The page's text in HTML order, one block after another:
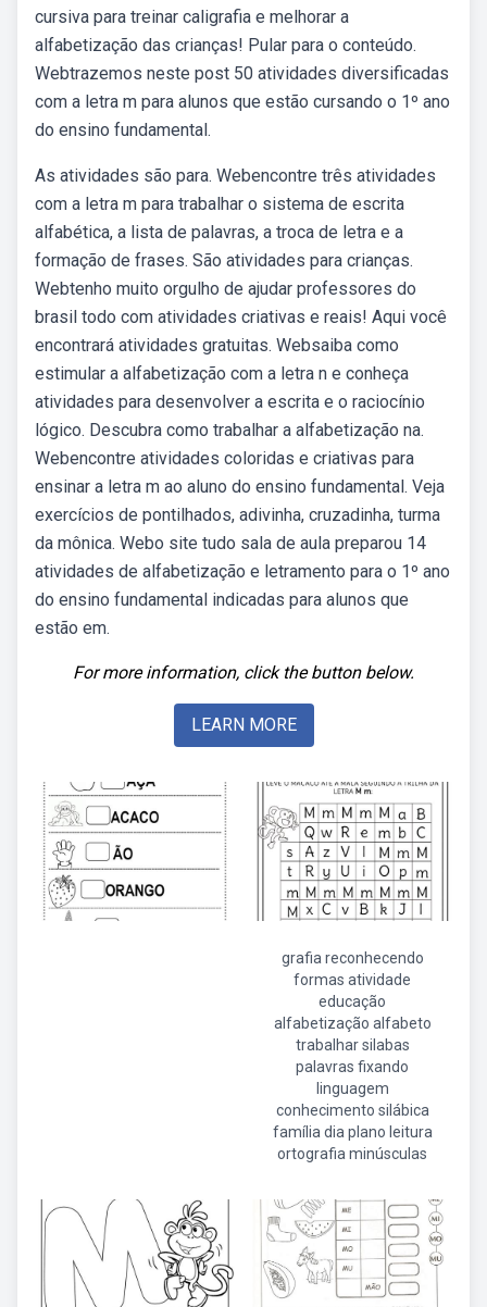
cursiva para treinar caligrafia e melhorar a
alfabetização das crianças! Pular para o conteúdo.
Webtrazemos neste post 50 atividades diversificadas
com a letra m para alunos que estão cursando o 1º ano
do ensino fundamental.
As atividades são para. Webencontre três atividades
com a letra m para trabalhar o sistema de escrita
alfabética, a lista de palavras, a troca de letra e a
formação de frases. São atividades para crianças.
Webtenho muito orgulho de ajudar professores do
brasil todo com atividades criativas e reais! Aqui você
encontrará atividades gratuitas. Websaiba como
estimular a alfabetização com a letra n e conheça
atividades para desenvolver a escrita e o raciocínio
lógico. Descubra como trabalhar a alfabetização na.
Webencontre atividades coloridas e criativas para
ensinar a letra m ao aluno do ensino fundamental. Veja
exercícios de pontilhados, adivinha, cruzadinha, turma
da mônica. Webo site tudo sala de aula preparou 14
atividades de alfabetização e letramento para o 1º ano
do ensino fundamental indicadas para alunos que
estão em.
For more information, click the button below.
LEARN MORE
grafia reconhecendo
formas atividade
educação
alfabetização alfabeto
trabalhar silabas
palavras fixando
linguagem
conhecimento silábica
família dia plano leitura
ortografia minúsculas